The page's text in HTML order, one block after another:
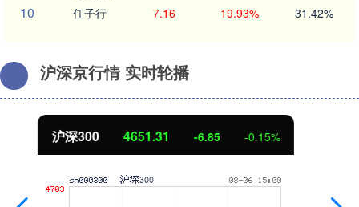
10 任子行 7.16 19.93% 31.42%
沪深京行情 实时轮播
北证50 1122.88 3.42 0.30%